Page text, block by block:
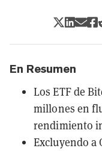
En Resumen
Los ETF de
millones en
rendimiento
Excluyendo a